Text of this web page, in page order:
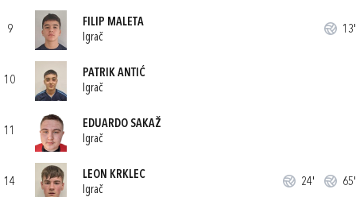
9
FILIP MALETA
Igrač
13'
10
PATRIK ANTIĆ
Igrač
11
EDUARDO SAKAŽ
Igrač
14
LEON KRKLEC
Igrač
24' 65'